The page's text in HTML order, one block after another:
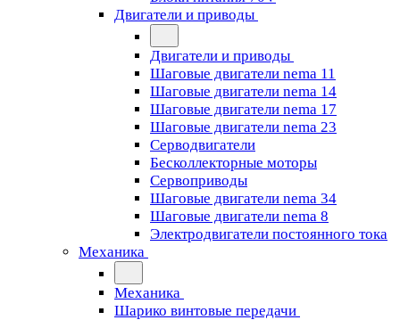
Двигатели и приводы
Двигатели и приводы
Шаговые двигатели nema 11
Шаговые двигатели nema 14
Шаговые двигатели nema 17
Шаговые двигатели nema 23
Cерводвигатели
Бесколлекторные моторы
Сервоприводы
Шаговые двигатели nema 34
Шаговые двигатели nema 8
Электродвигатели постоянного тока
Механика
Механика
Шарико винтовые передачи